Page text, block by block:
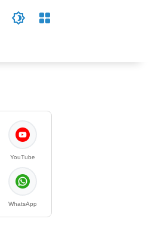
YouTube
WhatsApp